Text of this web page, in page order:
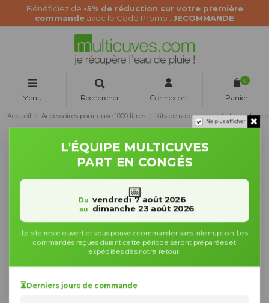
Bénéficiez de -5% de réduction sur votre première
commande avec le Code Promo : JECOMMANDE
Menu Rechercher Connexion
0
Panier
Accueil Accessoires pour cuve 1000 litres Kits de raccordement et couplage
Ne plus afficher
L'ÉQUIPE MULTICUVES
PART EN CONGÉS
📅
Du vendredi 7 août 2026
au dimanche 23 août 2026
Le site reste ouvert et vous pouvez commander sans interruption. Les
commandes reçues durant cette période seront préparées et
expédiées dès notre retour.
⏳Derniers jours de commande